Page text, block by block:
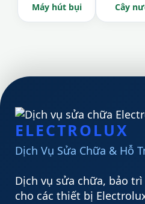
Máy hút bụi Cây
ELECTROLUX
Dịch Vụ Sửa Chữa & Hỗ
Dịch vụ sửa chữa, bảo
cho các thiết bị